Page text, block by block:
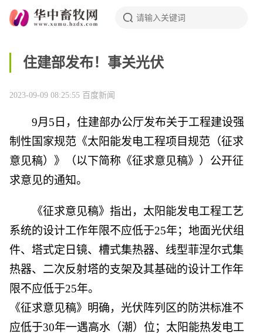
住建部发布！事关光伏
2023-09-09 08:25:55 百度新闻
9月5日，住建部办公厅发布关于工程建设强
制性国家规范《太阳能发电工程项目规范（征求
意见稿）》（以下简称《征求意见稿》）公开征
求意见的通知。
《征求意见稿》指出，太阳能发电工程工艺
系统的设计工作年限不应低于25年；地面光伏组
件、塔式定日镜、槽式集热器、线型菲涅尔式集
热器、二次反射塔的支架及其基础的设计工作年
限不应低于25年。
《征求意见稿》明确，光伏阵列区的防洪标准不
应低于30年一遇高水（潮）位；太阳能热发电工